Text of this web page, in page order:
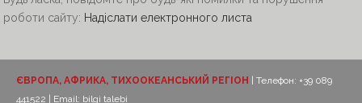
роботи сайту: Надіслати електронного листа
ЄВРОПА, АФРИКА, ТИХООКЕАНСЬКИЙ РЕГІОН
| Телефон: +39 089
441522 | Email: bilgi talebi